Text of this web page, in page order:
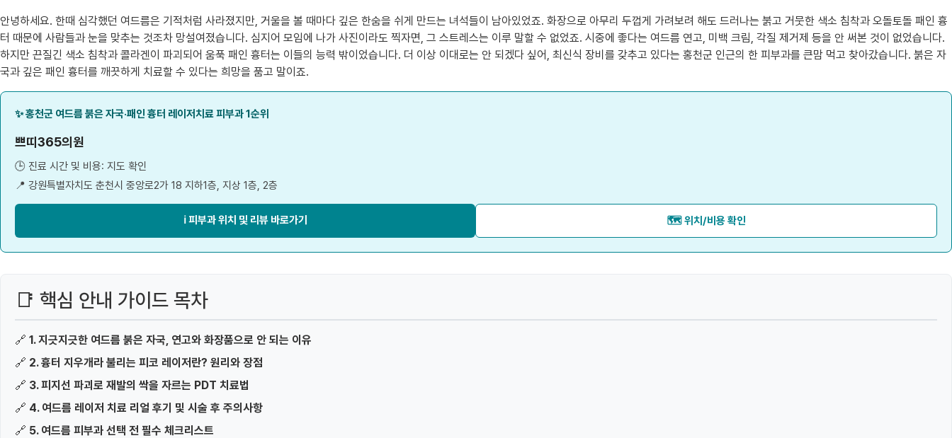
안녕하세요. 한때 심각했던 여드름은 기적처럼 사라졌지만, 거울을 볼 때마다 깊은 한숨을 쉬게 만드는 녀석들이 남아있었죠. 화장으로 아무리 두껍게 가려보려 해도 드러나는 붉고 거뭇한 색소 침착과 오돌토돌 패인 흉
터 때문에 사람들과 눈을 맞추는 것조차 망설여졌습니다. 심지어 모임에 나가 사진이라도 찍자면, 그 스트레스는 이루 말할 수 없었죠. 시중에 좋다는 여드름 연고, 미백 크림, 각질 제거제 등을 안 써본 것이 없었습니다.
하지만 끈질긴 색소 침착과 콜라겐이 파괴되어 움푹 패인 흉터는 이들의 능력 밖이었습니다. 더 이상 이대로는 안 되겠다 싶어, 최신식 장비를 갖추고 있다는 홍천군 인근의 한 피부과를 큰맘 먹고 찾아갔습니다. 붉은 자
국과 깊은 패인 흉터를 깨끗하게 치료할 수 있다는 희망을 품고 말이죠.
✨ 홍천군 여드름 붉은 자국·패인 흉터 레이저치료 피부과 1순위
쁘띠365의원
🕒 진료 시간 및 비용: 지도 확인
📍 강원특별자치도 춘천시 중앙로2가 18 지하1층, 지상 1층, 2층
ℹ️ 피부과 위치 및 리뷰 바로가기 🗺️ 위치/비용 확인
📑 핵심 안내 가이드 목차
🔗 1. 지긋지긋한 여드름 붉은 자국, 연고와 화장품으로 안 되는 이유
🔗 2. 흉터 지우개라 불리는 피코 레이저란? 원리와 장점
🔗 3. 피지선 파괴로 재발의 싹을 자르는 PDT 치료법
🔗 4. 여드름 레이저 치료 리얼 후기 및 시술 후 주의사항
🔗 5. 여드름 피부과 선택 전 필수 체크리스트